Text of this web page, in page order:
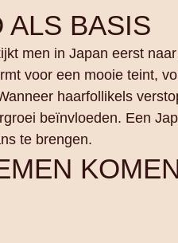
ALS BASIS
men in Japan eerst
voor een mooie teint,
haarfollikels
beïnvloeden. Een
te brengen.